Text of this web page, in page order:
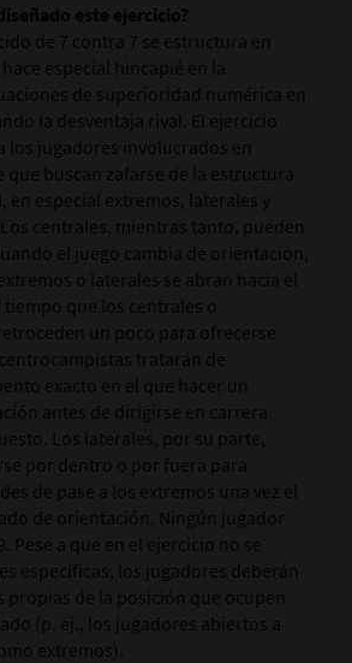
este ejercicio?
de 7 contra 7 se estructura en
especial hincapié en la
de superioridad numérica en
la desventaja rival. El ejercicio
los jugadores involucrados en
que buscan zafarse de la estructura
en especial extremos, laterales y
centrales, mientras tanto, pueden
el juego cambia de orientación,
o laterales se abran hacia el
que los centrales o
un poco para ofrecerse
tratarán de
exacto en el que hacer un
antes de dirigirse en carrera
Los laterales, por su parte,
por dentro o por fuera para
de pase a los extremos una vez el
de orientación. Ningún jugador
Pese a que en el ejercicio no se
específicas, los jugadores deberán
propias de la posición que ocupen
(p. ej., los jugadores abiertos a
extremos).